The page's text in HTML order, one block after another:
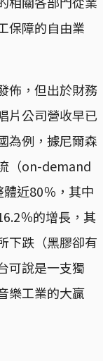
保障的自由業
佈，但出於財務
片公司營收早已
為例，據尼爾森
（on-demand
近80％，其中
％的增長，其
下跌（黑膠卻有
可說是一支獨
樂工業的大贏